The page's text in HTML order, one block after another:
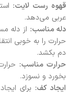
قهوه رست لایت:
عربی می‌دهد.
دله مناسب: از دله
حرارت را به خوبی
دم بکشد.
حرارت مناسب:
بخورد و نسوزد.
ایجاد کف: برای